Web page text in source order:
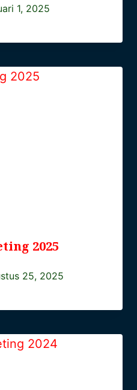
1, 2025
2025
25, 2025